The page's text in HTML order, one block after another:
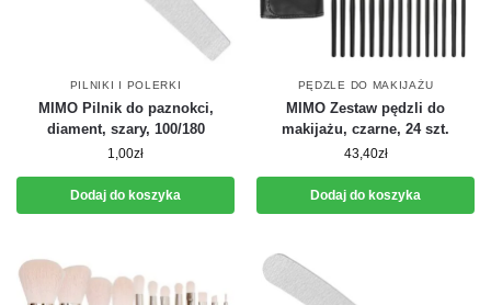
PILNIKI I POLERKI
MIMO Pilnik do paznokci,
diament, szary, 100/180
1,00zł
Dodaj do koszyka
PĘDZLE DO MAKIJAŻU
MIMO Zestaw pędzli do
makijażu, czarne, 24 szt.
43,40zł
Dodaj do koszyka